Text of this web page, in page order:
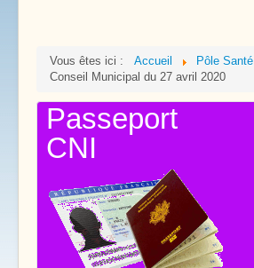
Vous êtes ici : Accueil Pôle Santé
Conseil Municipal du 27 avril 2020
Passeport
CNI